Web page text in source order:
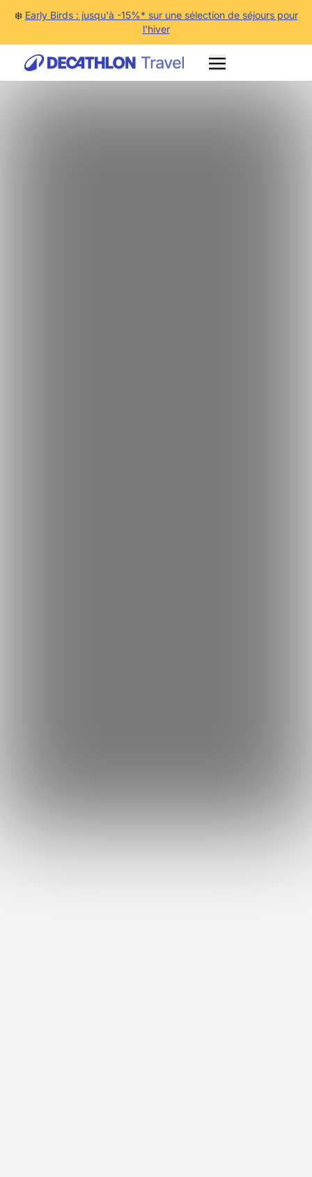
❄️ Early Birds : jusqu'à -15%* sur une sélection de séjours pour
l'hiver